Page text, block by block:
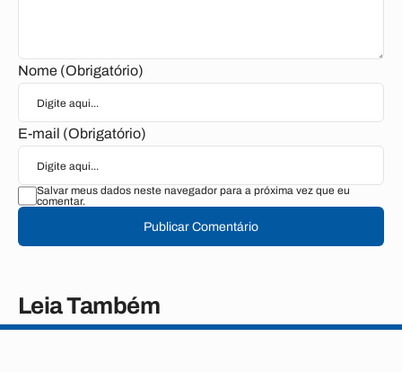
Nome (Obrigatório)
E-mail (Obrigatório)
Salvar meus dados neste navegador para a próxima vez que eu
comentar.
Publicar Comentário
Leia Também